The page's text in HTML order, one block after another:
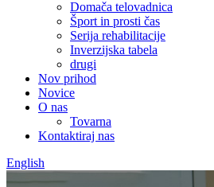
Domača telovadnica
Šport in prosti čas
Serija rehabilitacije
Inverzijska tabela
drugi
Nov prihod
Novice
O nas
Tovarna
Kontaktiraj nas
English